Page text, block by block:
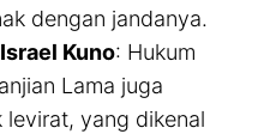
dengan jandanya.
Kuno: Hukum
Lama juga
levirat, yang dikenal